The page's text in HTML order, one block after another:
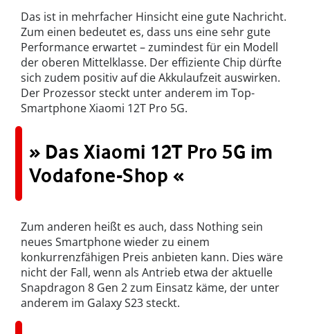
Das ist in mehrfacher Hinsicht eine gute Nachricht.
Zum einen bedeutet es, dass uns eine sehr gute
Performance erwartet – zumindest für ein Modell
der oberen Mittelklasse. Der effiziente Chip dürfte
sich zudem positiv auf die Akkulaufzeit auswirken.
Der Prozessor steckt unter anderem im Top-
Smartphone Xiaomi 12T Pro 5G.
» Das Xiaomi 12T Pro 5G im
Vodafone-Shop «
Zum anderen heißt es auch, dass Nothing sein
neues Smartphone wieder zu einem
konkurrenzfähigen Preis anbieten kann. Dies wäre
nicht der Fall, wenn als Antrieb etwa der aktuelle
Snapdragon 8 Gen 2 zum Einsatz käme, der unter
anderem im Galaxy S23 steckt.